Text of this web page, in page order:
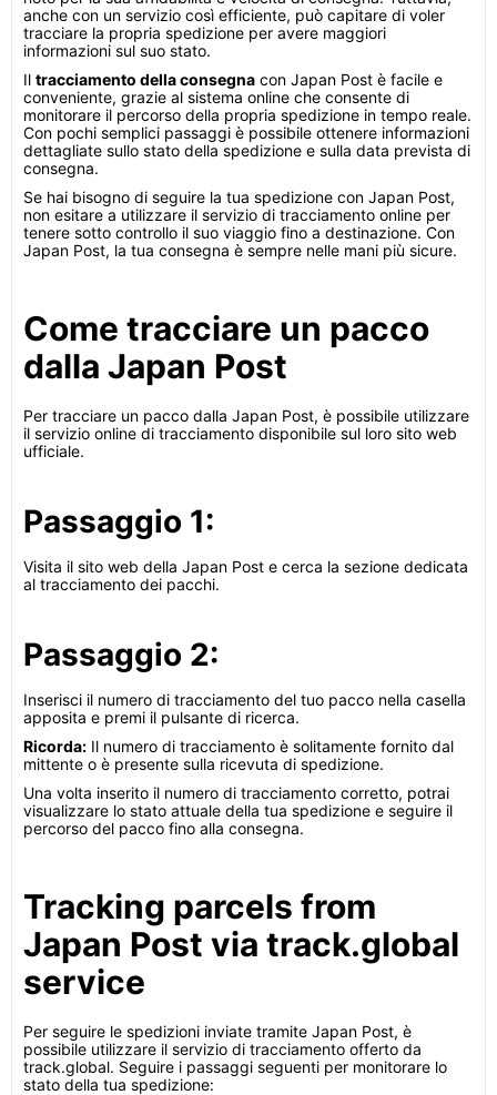
anche con un servizio così efficiente, può capitare di voler
tracciare la propria spedizione per avere maggiori
informazioni sul suo stato.
Il tracciamento della consegna con Japan Post è facile e
conveniente, grazie al sistema online che consente di
monitorare il percorso della propria spedizione in tempo reale.
Con pochi semplici passaggi è possibile ottenere informazioni
dettagliate sullo stato della spedizione e sulla data prevista di
consegna.
Se hai bisogno di seguire la tua spedizione con Japan Post,
non esitare a utilizzare il servizio di tracciamento online per
tenere sotto controllo il suo viaggio fino a destinazione. Con
Japan Post, la tua consegna è sempre nelle mani più sicure.
Come tracciare un pacco
dalla Japan Post
Per tracciare un pacco dalla Japan Post, è possibile utilizzare
il servizio online di tracciamento disponibile sul loro sito web
ufficiale.
Passaggio 1:
Visita il sito web della Japan Post e cerca la sezione dedicata
al tracciamento dei pacchi.
Passaggio 2:
Inserisci il numero di tracciamento del tuo pacco nella casella
apposita e premi il pulsante di ricerca.
Ricorda: Il numero di tracciamento è solitamente fornito dal
mittente o è presente sulla ricevuta di spedizione.
Una volta inserito il numero di tracciamento corretto, potrai
visualizzare lo stato attuale della tua spedizione e seguire il
percorso del pacco fino alla consegna.
Tracking parcels from
Japan Post via track.global
service
Per seguire le spedizioni inviate tramite Japan Post, è
possibile utilizzare il servizio di tracciamento offerto da
track.global. Seguire i passaggi seguenti per monitorare lo
stato della tua spedizione: